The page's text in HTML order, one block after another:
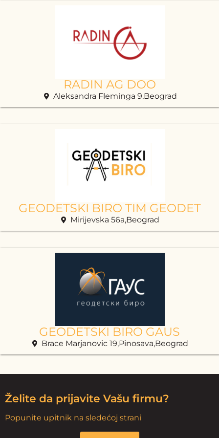
RADIN AG DOO
Aleksandra Fleminga 9,Beograd
GEODETSKI BIRO TIM GEODET
Mirijevska 56a,Beograd
GEODETSKI BIRO GAUS
Brace Marjanovic 19,Pinosava,Beograd
Želite da prijavite Vašu firmu?
Popunite upitnik na sledećoj strani